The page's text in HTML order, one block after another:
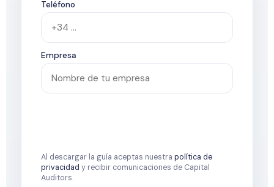
Teléfono
Empresa
Al descargar la guía aceptas nuestra política de
privacidad y recibir comunicaciones de Capital
Auditors.